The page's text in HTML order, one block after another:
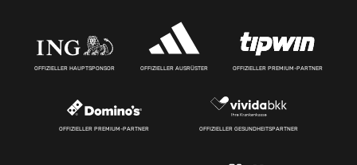
OFFIZIELLER HAUPTSPONSOR OFFIZIELLER AUSRÜSTER OFFIZIELLER PREMIUM-PARTNER
OFFIZIELLER PREMIUM-PARTNER OFFIZIELLER GESUNDHEITSPARTNER